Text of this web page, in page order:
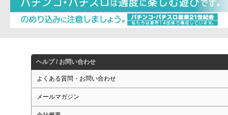
ヘルプ / お問い合わせ
よくある質問・お問い合わせ
メールマガジン